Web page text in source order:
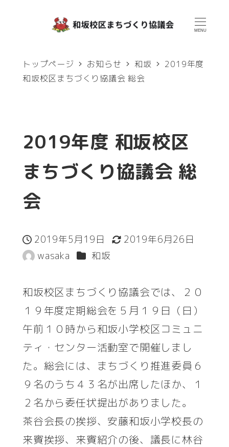
MENU
トップページ お知らせ 和坂
2019年度
和坂校区まちづくり協議会 総会
2019年度 和坂校区
まちづくり協議会 総
会
投稿日
2019年5月19日
更新日
2019年6月26日
著
wasaka カテゴリー
和坂
和坂校区まちづくり協議会では、２０
１９年度定期総会を５月１９日（日）
午前１０時から和坂小学校区コミュニ
ティ・センター活動室で開催しまし
た。総会には、まちづくり推進委員６
９名のうち４３名が出席したほか、１
２名から委任状提出がありました。
茶谷会長の挨拶、安藤和坂小学校長の
来賓挨拶、来賓紹介の後、議長に林谷